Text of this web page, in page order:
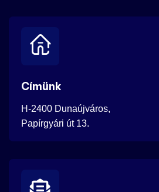
Címünk
H-2400 Dunaújváros,
Papírgyári út 13.